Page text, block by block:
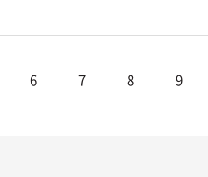
6 7 8 9